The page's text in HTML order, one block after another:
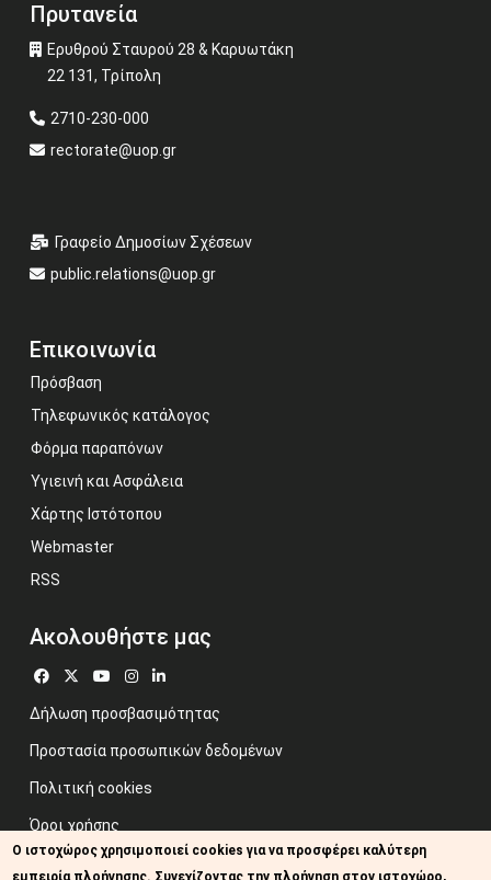
Πρυτανεία
Ερυθρού Σταυρού 28 & Καρυωτάκη
22 131, Τρίπολη
2710-230-000
rectorate@uop.gr
Γραφείο Δημοσίων Σχέσεων
public.relations@uop.gr
Επικοινωνία
Πρόσβαση
Τηλεφωνικός κατάλογος
Φόρμα παραπόνων
Υγιεινή και Ασφάλεια
Χάρτης Ιστότοπου
Webmaster
RSS
Ακολουθήστε μας
Δήλωση προσβασιμότητας
Προστασία προσωπικών δεδομένων
Πολιτική cookies
Όροι χρήσης
Προηγούμενος ιστότοπος
Ο ιστοχώρος χρησιμοποιεί cookies για να προσφέρει καλύτερη
εμπειρία πλοήγησης. Συνεχίζοντας την πλοήγηση στον ιστοχώρο,